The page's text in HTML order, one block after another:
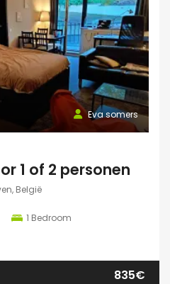
Eva somers
1 of 2 personen
België
1 Bedroom
835€